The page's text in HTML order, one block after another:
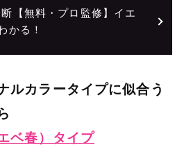
【無料・プロ監修】イエ
かる！
ルカラータイプに似合う
ベ春）タイプ